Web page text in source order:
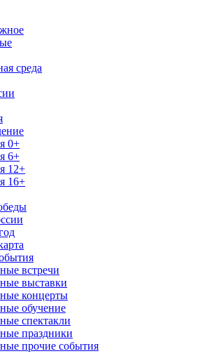
среда
0+
6+
12+
16+
встречи
выставки
концерты
обучение
спектакли
праздники
прочие события